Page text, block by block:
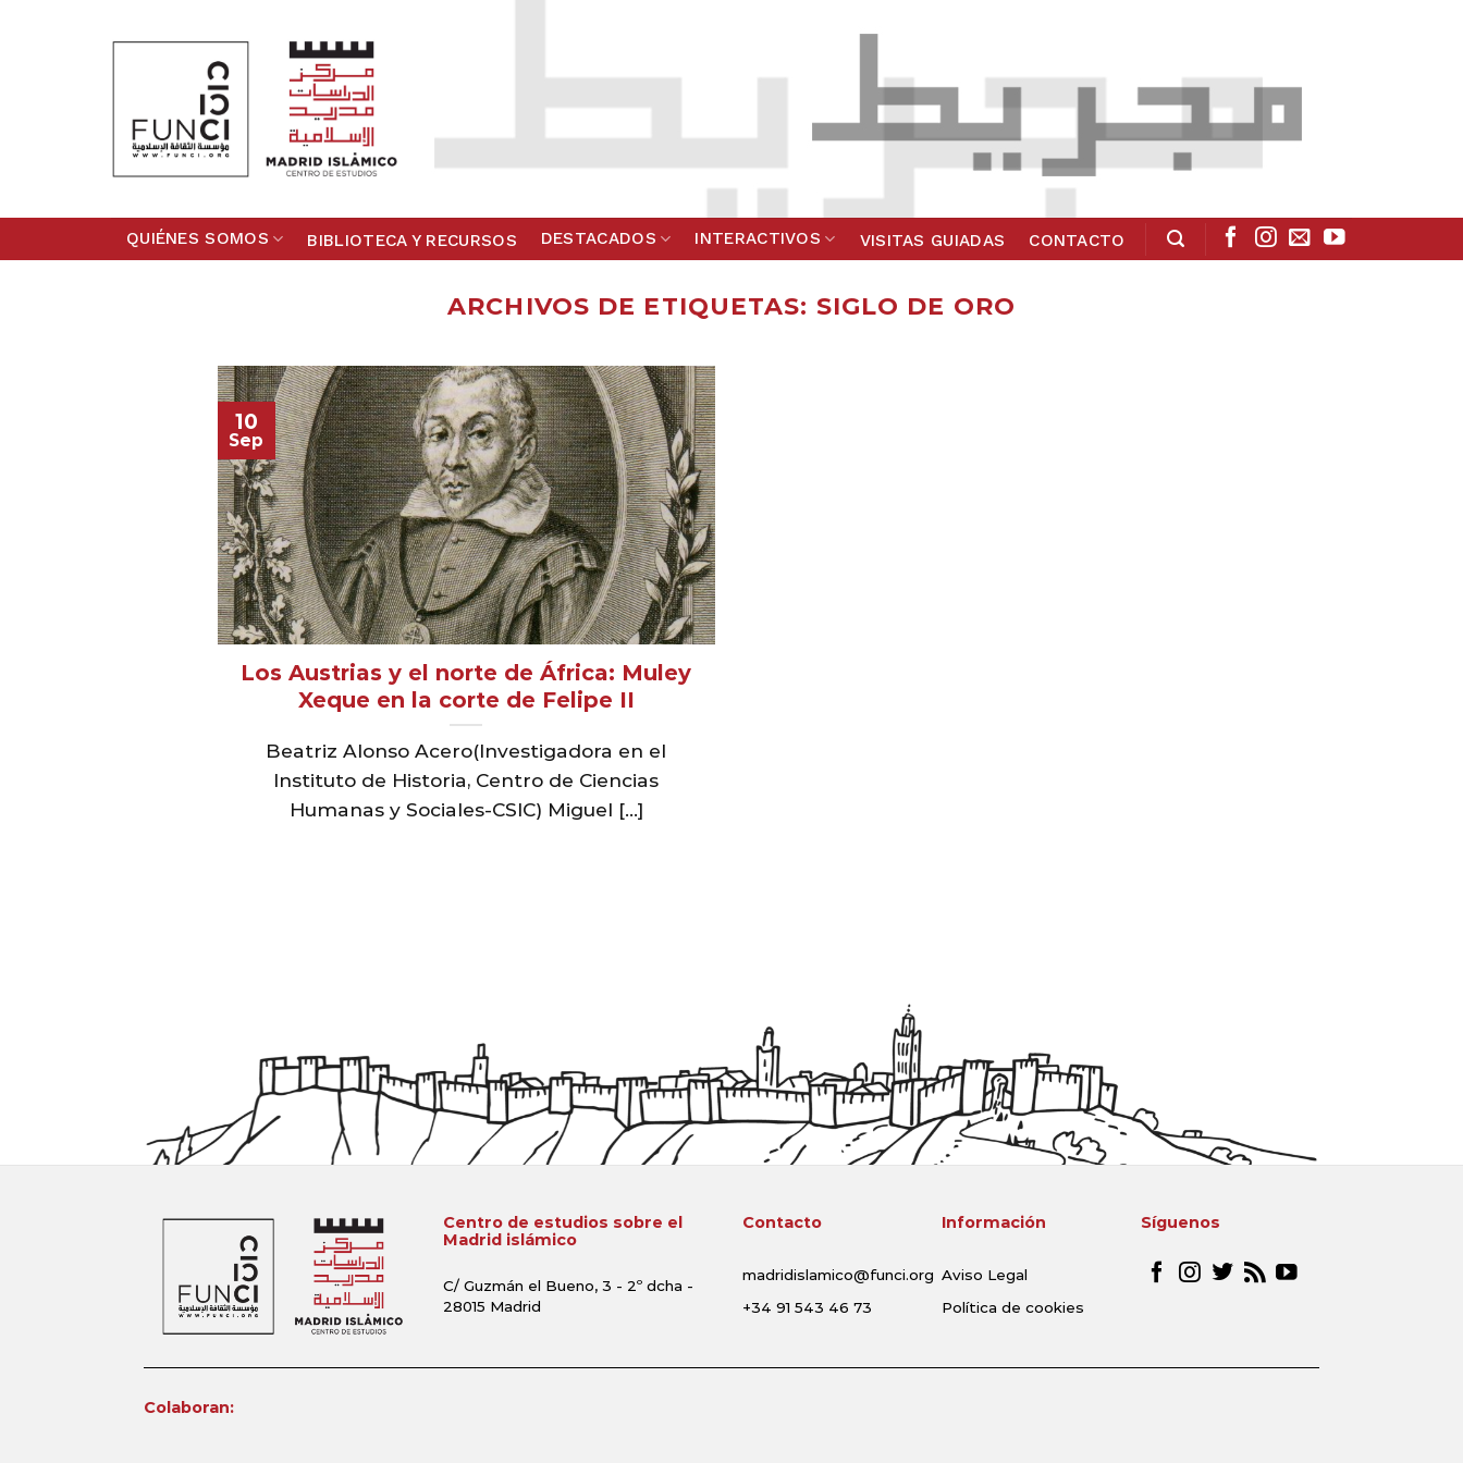
QUIÉNES SOMOS BIBLIOTECA Y RECURSOS DESTACADOS INTERACTIVOS VISITAS GUIADAS CONTACTO
ARCHIVOS DE ETIQUETAS: SIGLO DE ORO
Los Austrias y el norte de África: Muley
Xeque en la corte de Felipe II
Beatriz Alonso Acero(Investigadora en el
Instituto de Historia, Centro de Ciencias
Humanas y Sociales-CSIC) Miguel [...]
10
Sep
Centro de estudios sobre el
Madrid islámico
C/ Guzmán el Bueno, 3 - 2º dcha -
28015 Madrid
Contacto
madridislamico@funci.org
+34 91 543 46 73
Información
Aviso Legal
Política de cookies
Síguenos
Colaboran: